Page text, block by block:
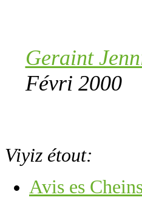
Geraint
Févri 2000
Viyiz étout:
Avis es